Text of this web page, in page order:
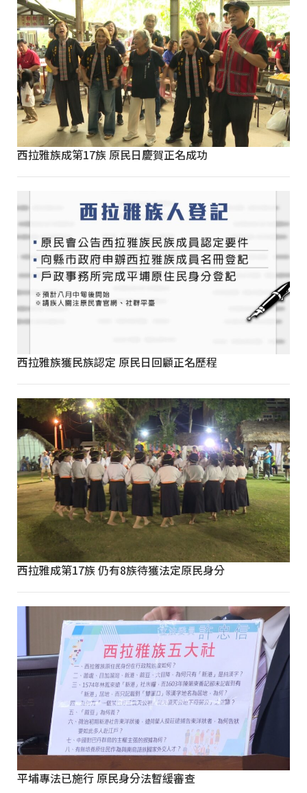
西拉雅族成第17族 原民日慶賀正名成功
西拉雅族獲民族認定 原民日回顧正名歷程
西拉雅成第17族 仍有8族待獲法定原民身分
平埔專法已施行 原民身分法暫緩審查